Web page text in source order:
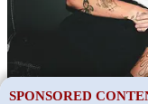
SPONSORED